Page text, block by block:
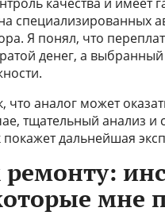
специализированных
Я понял, что
денег, а
что аналог может
тщательный анализ
дальнейшая
ремонту:
мне